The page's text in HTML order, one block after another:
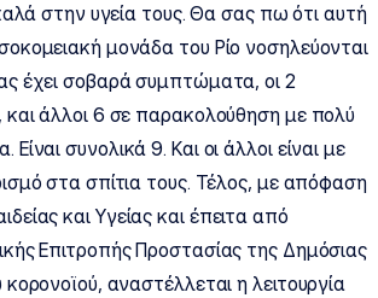
καλά στην υγεία τους. Θα σας πω ότι αυτή
μονάδα του Ρίο νοσηλεύονται
έχει σοβαρά συμπτώματα, οι 2
και άλλοι 6 σε παρακολούθηση με πολύ
συνολικά 9. Και οι άλλοι είναι με
στα σπίτια τους. Τέλος, με απόφαση
και Υγείας και έπειτα από
Επιτροπής Προστασίας της Δημόσιας
κορονοϊού, αναστέλλεται η λειτουργία